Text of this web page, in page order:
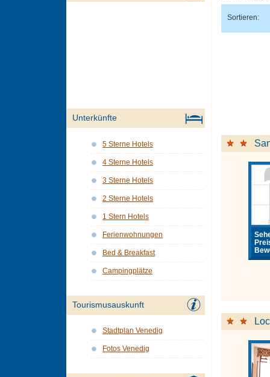
Sortieren:
Unterkünfte
5 Sterne Hotels
4 Sterne Hotels
3 Sterne Hotels
2 Sterne Hotels
1 Stern Hotels
Ferienwohnungen
Bed & Breakfast
Campingplätze
Tourismusauskunft
Stadtplan Venedig
Fotos Venedig